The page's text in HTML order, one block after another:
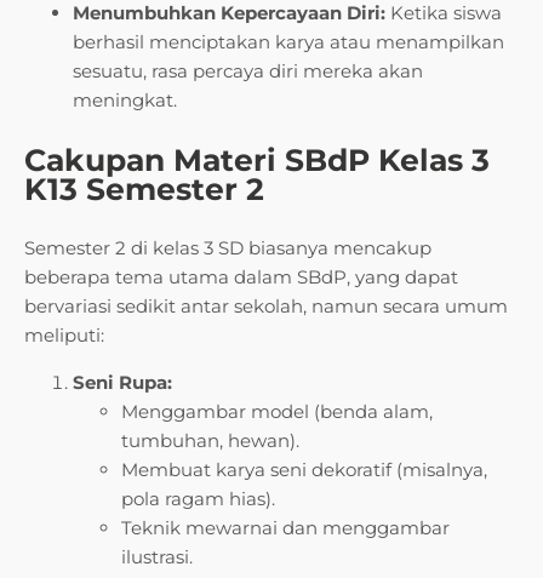
Menumbuhkan Kepercayaan Diri: Ketika siswa
berhasil menciptakan karya atau menampilkan
sesuatu, rasa percaya diri mereka akan
meningkat.
Cakupan Materi SBdP Kelas 3
K13 Semester 2
Semester 2 di kelas 3 SD biasanya mencakup
beberapa tema utama dalam SBdP, yang dapat
bervariasi sedikit antar sekolah, namun secara umum
meliputi:
Seni Rupa:
Menggambar model (benda alam,
tumbuhan, hewan).
Membuat karya seni dekoratif (misalnya,
pola ragam hias).
Teknik mewarnai dan menggambar
ilustrasi.